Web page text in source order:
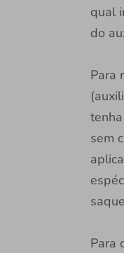
qual
do
Para
sem
Para